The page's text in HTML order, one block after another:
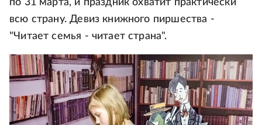
по 31 марта, и праздник охватит практически
всю страну. Девиз книжного пиршества -
"Читает семья - читает страна".